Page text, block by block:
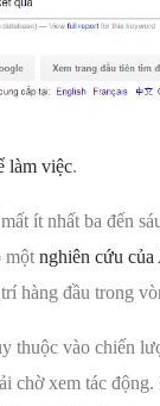
làm việc.
ít nhất ba đến
một nghiên cứu của
hàng đầu trong
thuộc vào chiến
chờ xem tác